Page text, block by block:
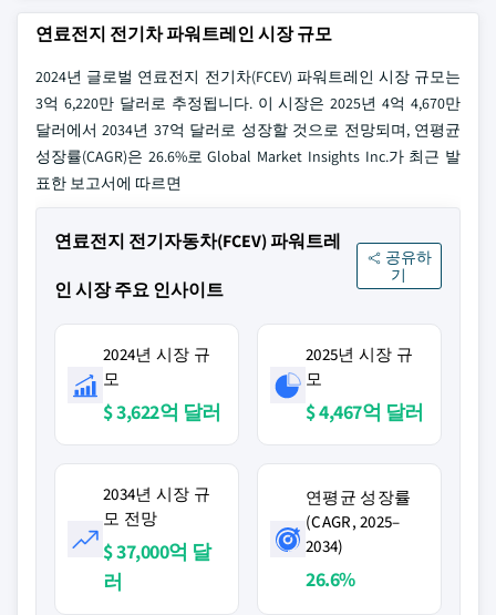
연료전지 전기차 파워트레인 시장 규모
2024년 글로벌 연료전지 전기차(FCEV) 파워트레인 시장 규모는
3억 6,220만 달러로 추정됩니다. 이 시장은 2025년 4억 4,670만
달러에서 2034년 37억 달러로 성장할 것으로 전망되며, 연평균
성장률(CAGR)은 26.6%로 Global Market Insights Inc.가 최근 발
표한 보고서에 따르면
연료전지 전기자동차(FCEV) 파워트레
인 시장 주요 인사이트
공유하
기
2024년 시장 규
모
$ 3,622억 달러
2025년 시장 규
모
$ 4,467억 달러
2034년 시장 규
모 전망
$ 37,000억 달
러
연평균 성장률
(CAGR, 2025–
2034)
26.6%